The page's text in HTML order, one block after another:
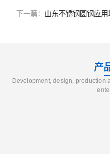
下一篇： 山东不锈钢圆钢应用
产
Development, design, production